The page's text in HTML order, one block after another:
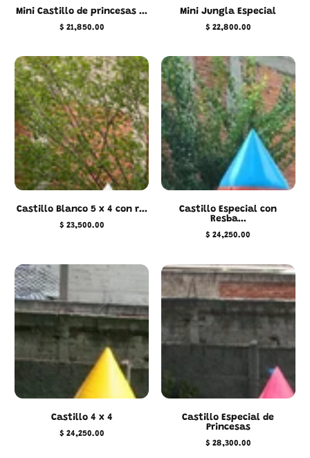
Mini Castillo de princesas ...
Precio
$ 21,850.00
Mini Jungla Especial
Precio
$ 22,800.00
Castillo Blanco 5 x 4 con r...
Precio
$ 23,500.00
Castillo Especial con
Resba...
Precio
$ 24,250.00
Castillo 4 x 4
Precio
$ 24,250.00
Castillo Especial de
Princesas
Precio
$ 28,300.00